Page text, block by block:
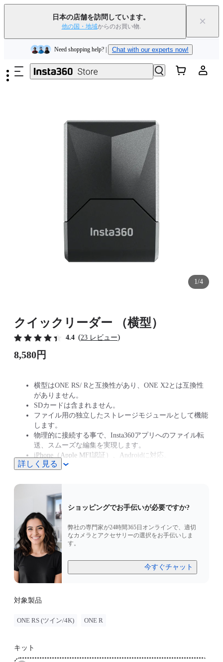
日本の店舗を訪問しています。
他の国・地域からのお買い物. ×
メインコンテンツへスキップ
下取りで旧デバイスを出すと、新規購入でキャッシュバックまたはクー
Need shopping help? | Chat with our experts now!
Insta360 Luna Ultra｜ ｜送料無料
1/4
クイックリーダー （横型）
4.4 (23 レビュー)
8,580円
横型はONE RS/ Rと互換性があり、ONE X2とは互換性
がありません。
SDカードは含まれません。
ファイル用の独立したストレージモジュールとして機能
します。
物理的に接続する事で、Insta360アプリへのファイル転
送、スムーズな編集を実現します。
iPhone（Apple MFI認証）、Androidに対応。
iPhone 15 シリーズ - クイックリーダー写真、および動
在できません。
詳しく見る
ショッピングでお手伝いが必要ですか?
弊社の専門家が24時間365日オンラインで、適切
なカメラとアクセサリーの選択をお手伝いしま
す。
今すぐチャット
対象製品
ONE RS (ツイン/4K) ONE R
キット